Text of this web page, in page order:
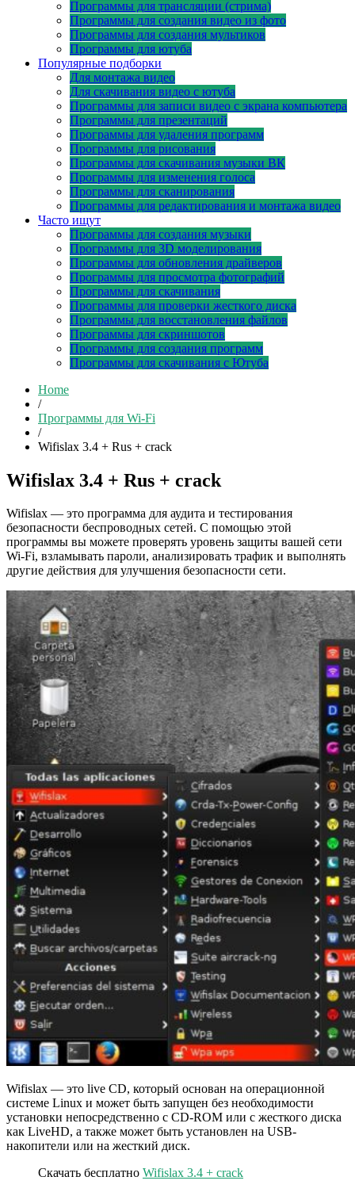
Программы для трансляции (стрима)
Программы для создания видео из фото
Программы для создания мультиков
Программы для ютуба
Популярные подборки
Для монтажа видео
Для скачивания видео с ютуба
Программы для записи видео с экрана компьютера
Программы для презентаций
Программы для удаления программ
Программы для рисования
Программы для скачивания музыки ВК
Программы для изменения голоса
Программы для сканирования
Программы для редактирования и монтажа видео
Часто ищут
Программы для создания музыки
Программы для 3D моделирования
Программы для обновления драйверов
Программы для просмотра фотографий
Программы для скачивания
Программы для проверки жесткого диска
Программы для восстановления файлов
Программы для скриншотов
Программы для создания программ
Программы для скачивания с Ютуба
Home
/
Программы для Wi-Fi
/
Wifislax 3.4 + Rus + crack
Wifislax 3.4 + Rus + crack
Wifislax — это программа для аудита и тестирования
безопасности беспроводных сетей. С помощью этой
программы вы можете проверять уровень защиты вашей сети
Wi-Fi, взламывать пароли, анализировать трафик и выполнять
другие действия для улучшения безопасности сети.
Wifislax — это live CD, который основан на операционной
системе Linux и может быть запущен без необходимости
установки непосредственно с CD-ROM или с жесткого диска
как LiveHD, а также может быть установлен на USB-
накопители или на жесткий диск.
Скачать бесплатно Wifislax 3.4 + crack